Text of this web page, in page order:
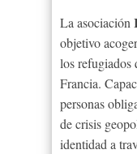
La asociación
objetivo
los refugiados
Francia.
personas
de crisis
identidad a